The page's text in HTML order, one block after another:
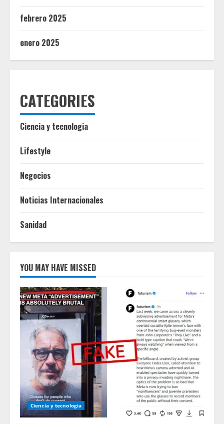
febrero 2025
enero 2025
CATEGORIES
Ciencia y tecnologia
Lifestyle
Negocios
Noticias Internacionales
Sanidad
YOU MAY HAVE MISSED
Ciencia y tecnologia